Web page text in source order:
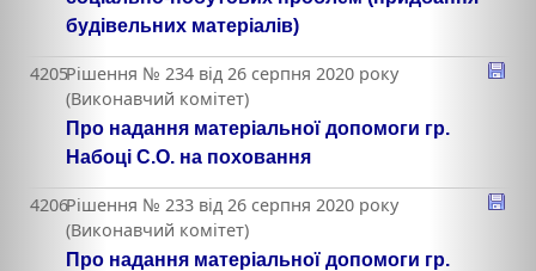
будівельних матеріалів)
4205Рішення № 234 від 26 серпня 2020 року
(Виконавчий комітет)
Про надання матеріальної допомоги гр.
Набоці С.О. на поховання
4206Рішення № 233 від 26 серпня 2020 року
(Виконавчий комітет)
Про надання матеріальної допомоги гр.